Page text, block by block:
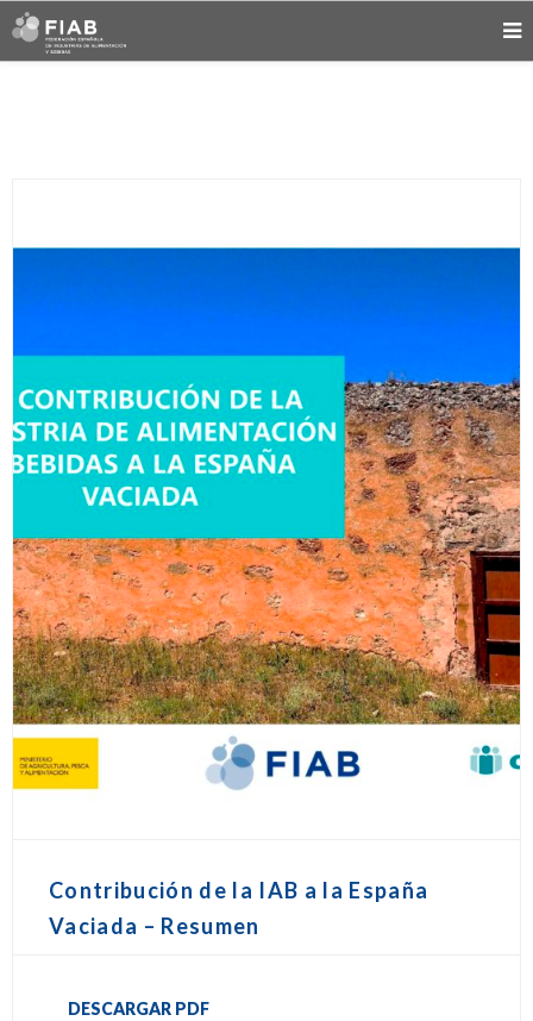
Contribución de la IAB a la España
Vaciada – Resumen
DESCARGAR PDF